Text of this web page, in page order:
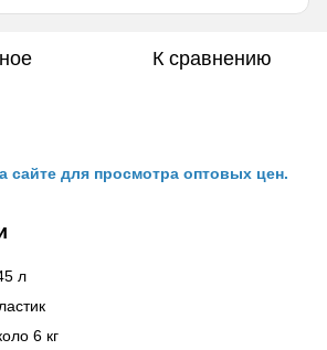
К сравнению
сайте для просмотра оптовых цен.
л
6 кг